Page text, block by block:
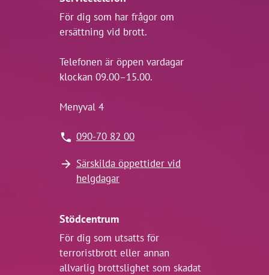
För dig som har frågor om
ersättning vid brott.
Telefonen är öppen vardagar
klockan 09.00–15.00.
Menyval 4
090-70 82 00
Särskilda öppettider vid
helgdagar
Stödcentrum
För dig som utsatts för
terroristbrott eller annan
allvarlig brottslighet som skadat